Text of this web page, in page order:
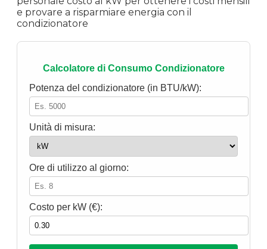
e provare a risparmiare energia con il
condizionatore
Calcolatore di Consumo Condizionatore
Potenza del condizionatore (in BTU/kW):
Unità di misura:
Ore di utilizzo al giorno:
Costo per kW (€):